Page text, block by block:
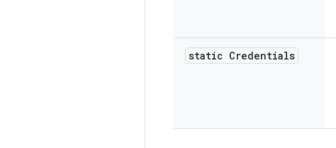
static Credentials